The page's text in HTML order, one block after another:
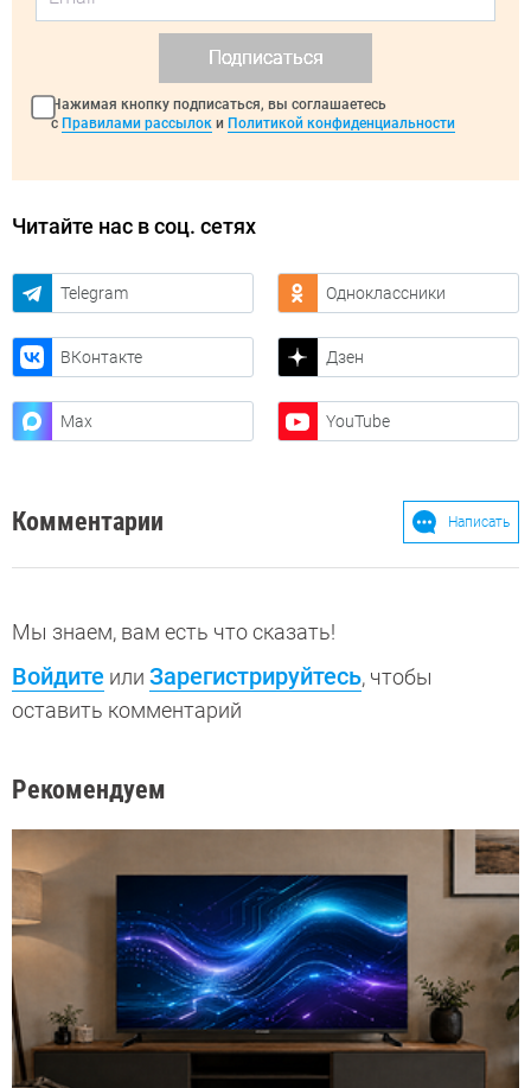
Подписаться
Нажимая кнопку подписаться, вы соглашаетесь
с Правилами рассылок и Политикой конфиденциальности
Читайте нас в соц. сетях
Telegram Одноклассники
ВКонтакте Дзен
Max YouTube
Комментарии Написать
Мы знаем, вам есть что сказать!
Войдите или Зарегистрируйтесь, чтобы
оставить комментарий
Рекомендуем